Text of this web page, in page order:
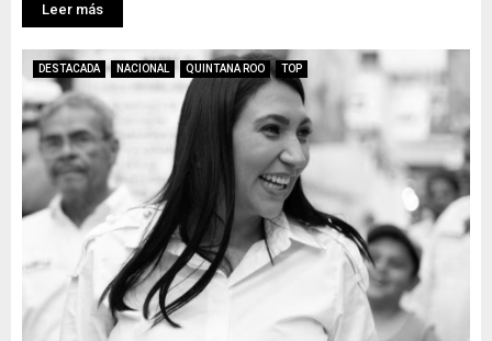
Leer más
DESTACADA NACIONAL QUINTANA ROO TOP